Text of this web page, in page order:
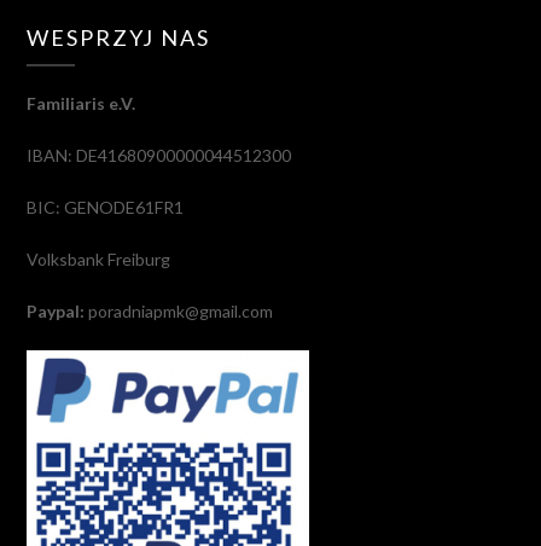
WESPRZYJ NAS
Familiaris e.V.
IBAN: DE41680900000044512300
BIC: GENODE61FR1
Volksbank Freiburg
Paypal: poradniapmk@gmail.com